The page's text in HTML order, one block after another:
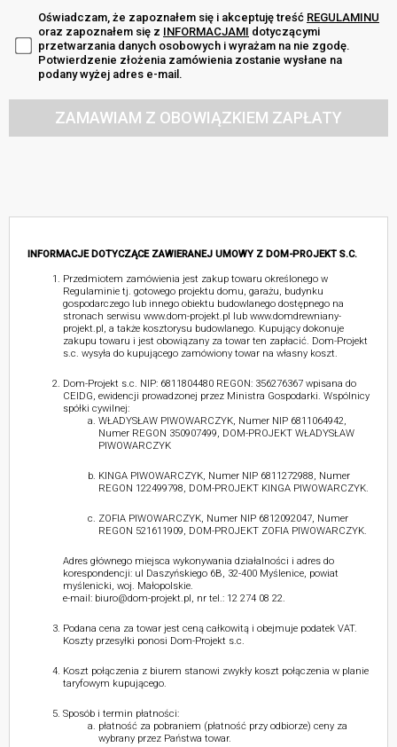
Oświadczam, że zapoznałem się i akceptuję treść REGULAMINU
oraz zapoznałem się z INFORMACJAMI dotyczącymi
przetwarzania danych osobowych i wyrażam na nie zgodę.
Potwierdzenie złożenia zamówienia zostanie wysłane na
podany wyżej adres e-mail.
ZAMAWIAM Z OBOWIĄZKIEM ZAPŁATY
INFORMACJE DOTYCZĄCE ZAWIERANEJ UMOWY Z DOM-PROJEKT S.C.
Przedmiotem zamówienia jest zakup towaru określonego w
Regulaminie tj. gotowego projektu domu, garażu, budynku
gospodarczego lub innego obiektu budowlanego dostępnego na
stronach serwisu www.dom-projekt.pl lub www.domdrewniany-
projekt.pl, a także kosztorysu budowlanego. Kupujący dokonuje
zakupu towaru i jest obowiązany za towar ten zapłacić. Dom-Projekt
s.c. wysyła do kupującego zamówiony towar na własny koszt.
Dom-Projekt s.c. NIP: 6811804480 REGON: 356276367 wpisana do
CEIDG, ewidencji prowadzonej przez Ministra Gospodarki. Wspólnicy
spółki cywilnej:
WŁADYSŁAW PIWOWARCZYK, Numer NIP 6811064942,
Numer REGON 350907499, DOM-PROJEKT WŁADYSŁAW
PIWOWARCZYK
KINGA PIWOWARCZYK, Numer NIP 6811272988, Numer
REGON 122499798, DOM-PROJEKT KINGA PIWOWARCZYK.
ZOFIA PIWOWARCZYK, Numer NIP 6812092047, Numer
REGON 521611909, DOM-PROJEKT ZOFIA PIWOWARCZYK.
Adres głównego miejsca wykonywania działalności i adres do
korespondencji: ul Daszyńskiego 6B, 32-400 Myślenice, powiat
myślenicki, woj. Małopolskie.
e-mail: biuro@dom-projekt.pl, nr tel.: 12 274 08 22.
Podana cena za towar jest ceną całkowitą i obejmuje podatek VAT.
Koszty przesyłki ponosi Dom-Projekt s.c.
Koszt połączenia z biurem stanowi zwykły koszt połączenia w planie
taryfowym kupującego.
Sposób i termin płatności:
płatność za pobraniem (płatność przy odbiorze) ceny za
wybrany przez Państwa towar.